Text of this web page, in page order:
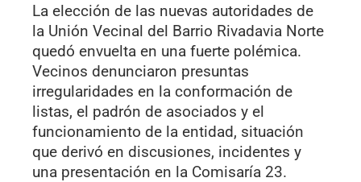
La elección de las nuevas autoridades de
la Unión Vecinal del Barrio Rivadavia Norte
quedó envuelta en una fuerte polémica.
Vecinos denunciaron presuntas
irregularidades en la conformación de
listas, el padrón de asociados y el
funcionamiento de la entidad, situación
que derivó en discusiones, incidentes y
una presentación en la Comisaría 23.